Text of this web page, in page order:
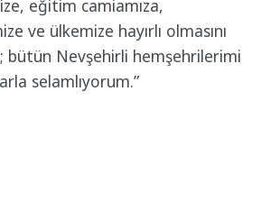
eğitim camiamıza,
ve ülkemize hayırlı olmasını
bütün Nevşehirli hemşehrilerimi
selamlıyorum.”